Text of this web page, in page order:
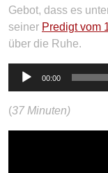
Gebot, dass es
seiner Predigt vom
über die Ruhe.
Audio-
00:00
(37 Minuten)